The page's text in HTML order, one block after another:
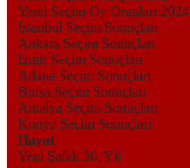
Yerel Seçim Oy Oranları 2024
İstanbul Seçim Sonuçları
Ankara Seçim Sonuçları
İzmir Seçim Sonuçları
Adana Seçim Sonuçları
Bursa Seçim Sonuçları
Antalya Seçim Sonuçları
Konya Seçim Sonuçları
Hayat
Yeni Şafak 30. Yıl